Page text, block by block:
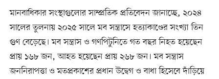
মানবাধিকার সংস্থাগুলোর সাম্প্রতিক প্রতিবেদন জানাচ্ছে, ২০২৪
সালের তুলনায় ২০২৫ সালে মব সন্ত্রাসে হত্যাকাণ্ডের সংখ্যা তিন
গুণ বেড়েছে। মব সন্ত্রাস ও গণপিটুনিতে গত বছর নিহত হয়েছেন
প্রায় ১৬৮ জন, আহত হয়েছেন প্রায় ২৬৮ জন। মব সন্ত্রাস
জননিরাপত্তা ও মতপ্রকাশের প্রধান উদ্বেগ ও বাধা হিসেবে দাঁড়িয়ে